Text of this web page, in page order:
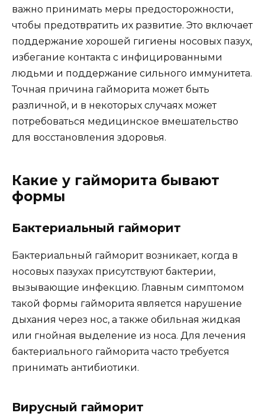
важно принимать меры предосторожности,
чтобы предотвратить их развитие. Это включает
поддержание хорошей гигиены носовых пазух,
избегание контакта с инфицированными
людьми и поддержание сильного иммунитета.
Точная причина гайморита может быть
различной, и в некоторых случаях может
потребоваться медицинское вмешательство
для восстановления здоровья.
Какие у гайморита бывают
формы
Бактериальный гайморит
Бактериальный гайморит возникает, когда в
носовых пазухах присутствуют бактерии,
вызывающие инфекцию. Главным симптомом
такой формы гайморита является нарушение
дыхания через нос, а также обильная жидкая
или гнойная выделение из носа. Для лечения
бактериального гайморита часто требуется
принимать антибиотики.
Вирусный гайморит